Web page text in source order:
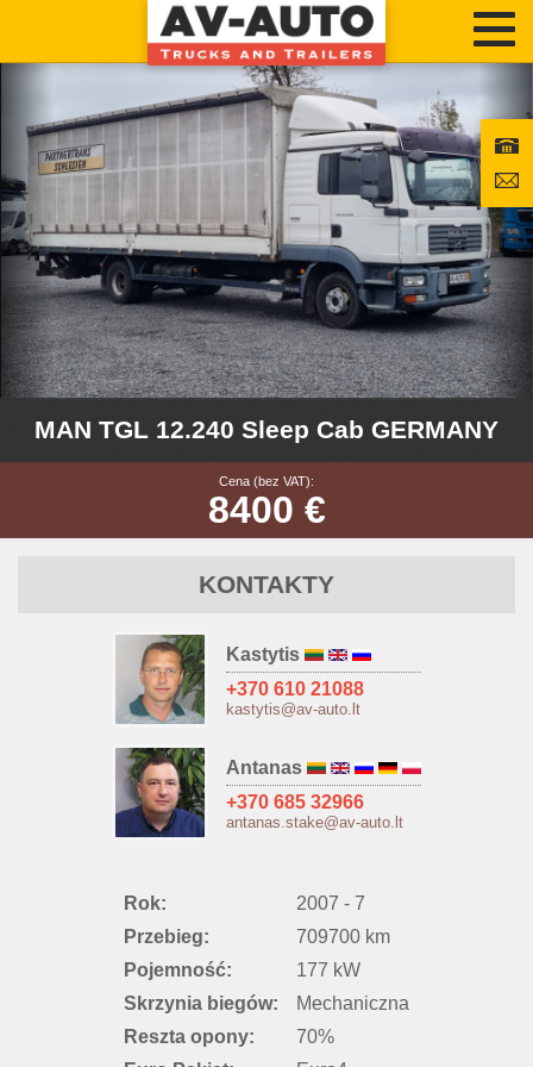
MAN TGL 12.240 Sleep Cab GERMANY
Cena (bez VAT):
8400 €
Rok:
2007 - 7
Przebieg:
709700 km
Pojemność:
177 kW
Skrzynia biegów:
Mechaniczna
Reszta opony:
70%
KONTAKTY
Kastytis
+370 610 21088
kastytis@av-auto.lt
Antanas
+370 685 32966
antanas.stake@av-auto.lt